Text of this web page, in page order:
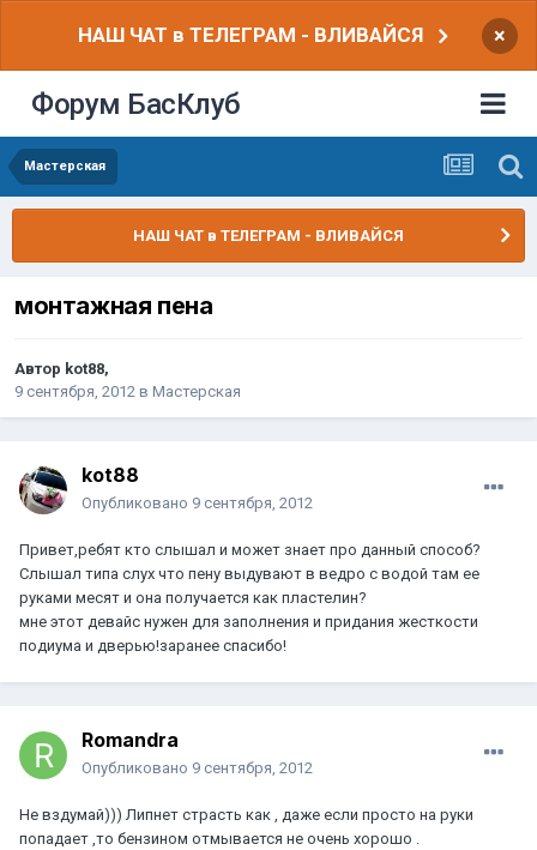
НАШ ЧАТ в ТЕЛЕГРАМ - ВЛИВАЙСЯ ×
Форум БасКлуб
Мастерская
НАШ ЧАТ в ТЕЛЕГРАМ - ВЛИВАЙСЯ
монтажная пена
Автор kot88,
9 сентября, 2012 в Мастерская
kot88
Опубликовано 9 сентября, 2012
Привет,ребят кто слышал и может знает про данный способ?
Слышал типа слух что пену выдувают в ведро с водой там ее
руками месят и она получается как пластелин?
мне этот девайс нужен для заполнения и придания жесткости
подиума и дверью!заранее спасибо!
Romandra
Опубликовано 9 сентября, 2012
Не вздумай))) Липнет страсть как , даже если просто на руки
попадает ,то бензином отмывается не очень хорошо .